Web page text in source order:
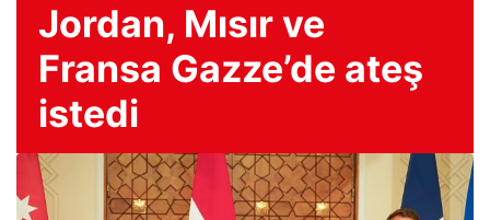
Jordan, Mısır ve
Fransa Gazze’de ateş
istedi